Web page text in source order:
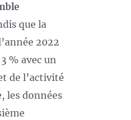
que la
2022
% avec un
de l’activité
les données